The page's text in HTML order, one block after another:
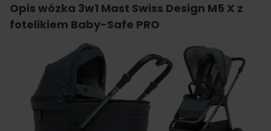
Opis wózka 3w1 Mast Swiss Design M5 X z
fotelikiem Baby-Safe PRO